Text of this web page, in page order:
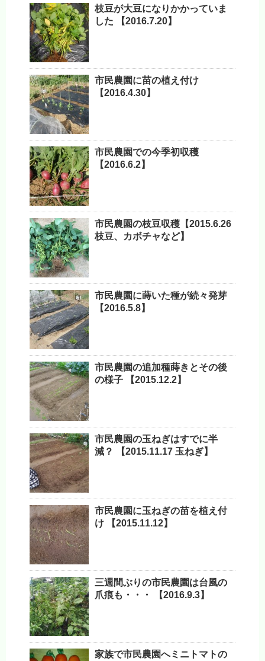
枝豆が大豆になりかかっていま
した 【2016.7.20】
市民農園に苗の植え付け
【2016.4.30】
市民農園での今季初収穫
【2016.6.2】
市民農園の枝豆収穫【2015.6.26
枝豆、カボチャなど】
市民農園に蒔いた種が続々発芽
【2016.5.8】
市民農園の追加種蒔きとその後
の様子 【2015.12.2】
市民農園の玉ねぎはすでに半
減？ 【2015.11.17 玉ねぎ】
市民農園に玉ねぎの苗を植え付
け 【2015.11.12】
三週間ぶりの市民農園は台風の
爪痕も・・・ 【2016.9.3】
家族で市民農園へミニトマトの